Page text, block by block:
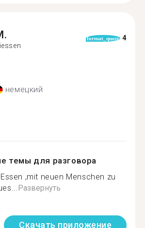
format_quote 4
немецкий
темы для разговора
,mit neuen Menschen zu
Развернуть
Скачать приложение